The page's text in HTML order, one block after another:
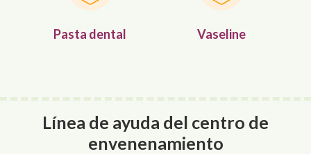
Pasta dental Vaseline
Línea de ayuda del centro de
envenenamiento